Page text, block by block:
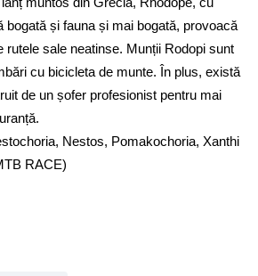
bogată și fauna și mai bogată, provoacă
rutele sale neatinse. Munții Rodopi sunt
cu bicicleta de munte. În plus, există
de un șofer profesionist pentru mai
Nestos, Pomakochoria, Xanthi
RACE)